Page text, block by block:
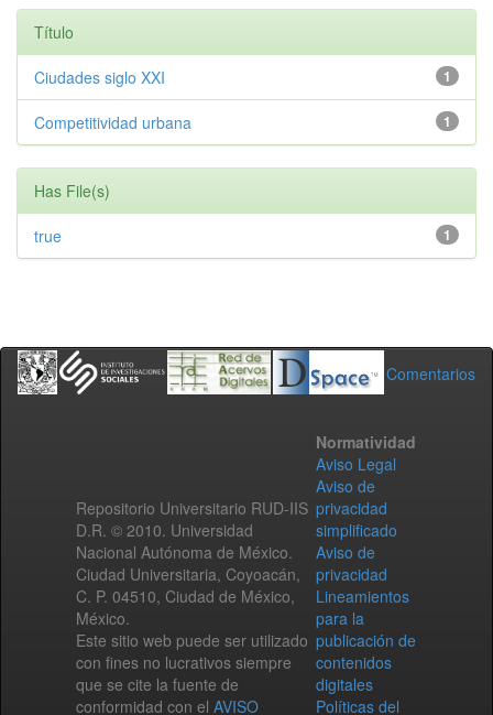
Título
1
Ciudades siglo XXI
1
Competitividad urbana
Has File(s)
1
true
Comentarios
Repositorio Universitario RUD-IIS
D.R. © 2010. Universidad
Nacional Autónoma de México.
Ciudad Universitaria, Coyoacán,
C. P. 04510, Ciudad de México,
México.
Este sitio web puede ser utilizado
con fines no lucrativos siempre
que se cite la fuente de
conformidad con el AVISO
Normatividad
Aviso Legal
Aviso de
privacidad
simplificado
Aviso de
privacidad
Lineamientos
para la
publicación de
contenidos
digitales
Políticas del